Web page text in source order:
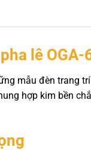
lê OGA-
mẫu đèn trang
hợp kim bền